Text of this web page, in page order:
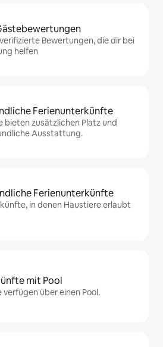
Bewertungen, die dir bei
helfen
Ferienunterkünfte
bieten zusätzlichen Platz und
Ausstattung.
Ferienunterkünfte
in denen Haustiere erlaubt
mit Pool
über einen Pool.